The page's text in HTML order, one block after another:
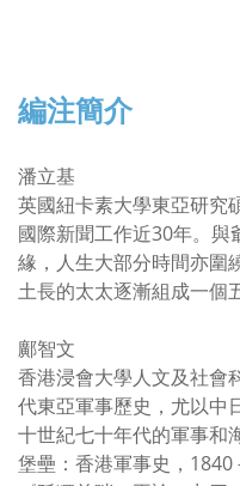
編注簡介
潘立基
英國紐卡素大學東亞研究
國際新聞工作近30年。與
緣，人生大部分時間亦圍
土長的太太逐漸組成一個
鄺智文
香港浸會大學人文及社會
代東亞軍事歷史，尤以中
十世紀七十年代的軍事和
堡壘：香港軍事史，1840